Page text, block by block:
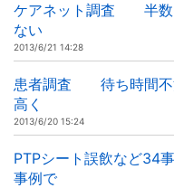
ケアネット調査 半数
ない
2013/6/21 14:28
患者調査 待ち時間不
高く
2013/6/20 15:24
PTPシート誤飲など
事例で